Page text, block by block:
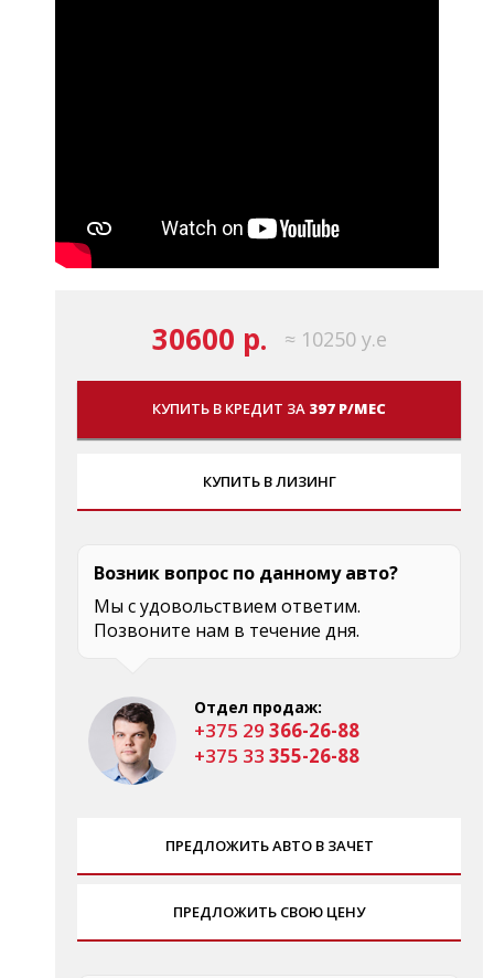
30600 р. ≈ 10250 у.е
КУПИТЬ В КРЕДИТ ЗА 397 Р/МЕС
КУПИТЬ В ЛИЗИНГ
Возник вопрос по данному авто?
Мы с удовольствием ответим.
Позвоните нам в течение дня.
Отдел продаж:
+375 29 366-26-88
+375 33 355-26-88
ПРЕДЛОЖИТЬ АВТО В ЗАЧЕТ
ПРЕДЛОЖИТЬ СВОЮ ЦЕНУ